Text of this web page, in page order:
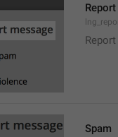
Spam